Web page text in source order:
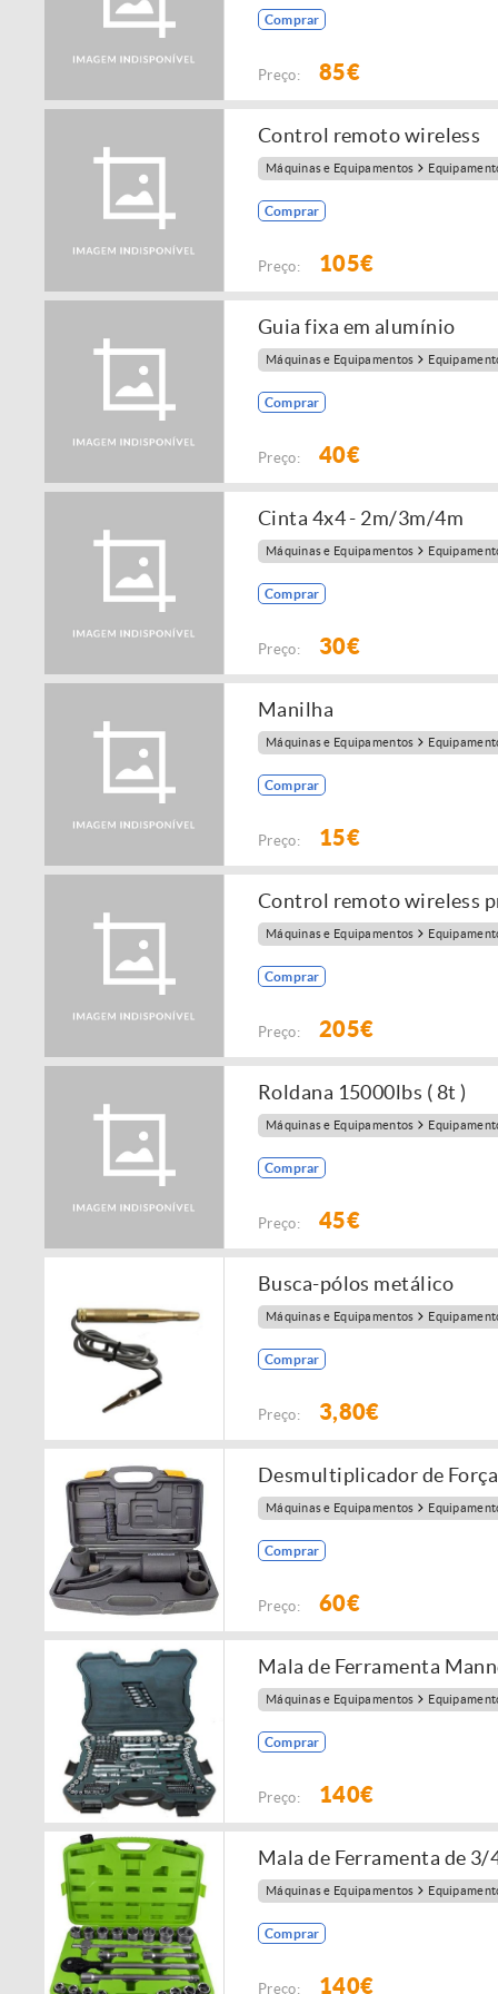
Comprar
Preço: 85€
Control remoto wireless
Máquinas e Equipamentos
Comprar
Preço: 105€
Guia fixa em alumínio
Máquinas e Equipamentos
Comprar
Preço: 40€
Cinta 4x4 - 2m/3m/4m
Máquinas e Equipamentos
Comprar
Preço: 30€
Manilha
Máquinas e Equipamentos
Comprar
Preço: 15€
Control remoto wireless
Máquinas e Equipamentos
Comprar
Preço: 205€
Roldana 15000lbs ( 8t )
Máquinas e Equipamentos
Comprar
Preço: 45€
Busca-pólos metálico
Máquinas e Equipamentos
Comprar
Preço: 3,80€
Desmultiplicador de Força
Máquinas e Equipamentos
Comprar
Preço: 60€
Mala de Ferramenta
Máquinas e Equipamentos
Comprar
Preço: 140€
Mala de Ferramenta de 3/
Máquinas e Equipamentos
Comprar
Preço: 140€